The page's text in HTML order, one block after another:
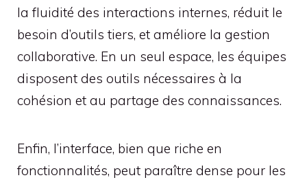
la fluidité des interactions internes, réduit le
besoin d’outils tiers, et améliore la gestion
collaborative. En un seul espace, les équipes
disposent des outils nécessaires à la
cohésion et au partage des connaissances.
Enfin, l’interface, bien que riche en
fonctionnalités, peut paraître dense pour les